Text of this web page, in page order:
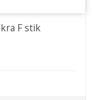
F stik